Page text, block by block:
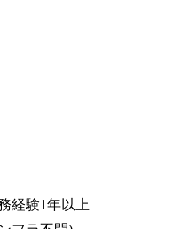
経験1年以上